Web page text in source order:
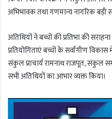
अभिभावक तथा गणमान्य नागरिक बड़ी
अतिथियों ने बच्चों की प्रतिभा की
प्रतियोगिताएं बच्चों के सर्वांगीण
संकुल प्राचार्य रामनाथ राजपूत, संकुल
सभी अतिथियों का आभार व्यक्त किया।